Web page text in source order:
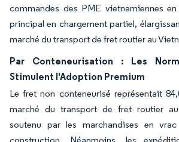
commandes des PME vietnamiennes
principal en chargement partiel,
marché du transport de fret routier au
Par Conteneurisation : Les
Stimulent l'Adoption Premium
Le fret non conteneurisé représentait
marché du transport de fret routier
soutenu par les marchandises en